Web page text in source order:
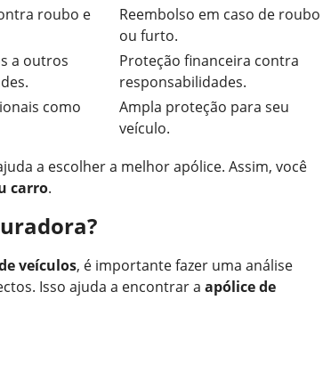
roubo e
Reembolso em caso de roubo
ou furto.
a outros
Proteção financeira contra
responsabilidades.
como
Ampla proteção para seu
veículo.
a escolher a melhor apólice. Assim, você
carro.
veículos, é importante fazer uma análise
Isso ajuda a encontrar a apólice de